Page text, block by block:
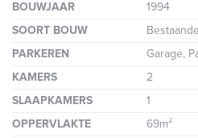
BOUWJAAR
1994
SOORT BOUW
PARKEREN
Garage,
KAMERS
2
SLAAPKAMERS
1
OPPERVLAKTE
69m²